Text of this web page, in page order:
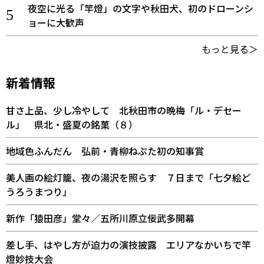
夜空に光る「竿燈」の文字や秋田犬、初のドローンシ
ョーに大歓声
もっと見る＞
新着情報
甘さ上品、少し冷やして 北秋田市の晩梅「ル・デセー
ル」 県北・盛夏の銘菓（８）
地域色ふんだん 弘前・青柳ねぷた初の知事賞
美人画の絵灯籠、夜の湯沢を照らす ７日まで「七夕絵ど
うろうまつり」
新作「猿田彦」堂々／五所川原立佞武多開幕
差し手、はやし方が迫力の演技披露 エリアなかいちで竿
燈妙技大会